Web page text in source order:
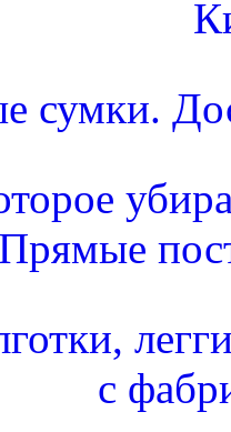
сумки.
Прямые
с